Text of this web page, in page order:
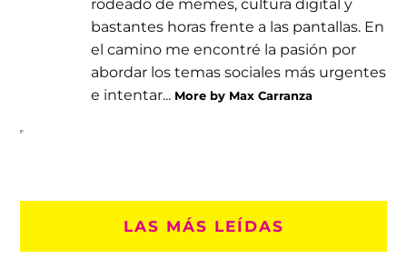
rodeado de memes, cultura digital y
bastantes horas frente a las pantallas. En
el camino me encontré la pasión por
abordar los temas sociales más urgentes
e intentar... More by Max Carranza
LAS MÁS LEÍDAS